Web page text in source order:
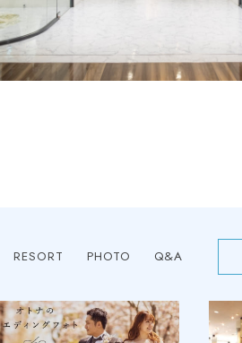
RESORT PHOTO Q&A